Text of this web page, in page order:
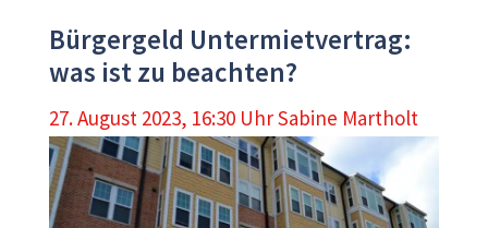
Bürgergeld Untermietvertrag:
was ist zu beachten?
27. August 2023, 16:30 UhrSabine Martholt